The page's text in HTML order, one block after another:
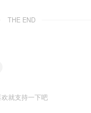
THE END
欢就支持一下吧